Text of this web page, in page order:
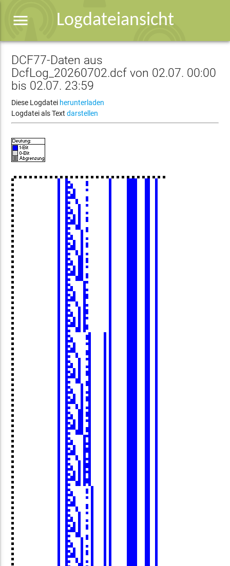
Logdateiansicht
menu
DCF77-Daten aus
DcfLog_20260702.dcf von 02.07. 00:00
bis 02.07. 23:59
Diese Logdatei herunterladen
Logdatei als Textdarstellen